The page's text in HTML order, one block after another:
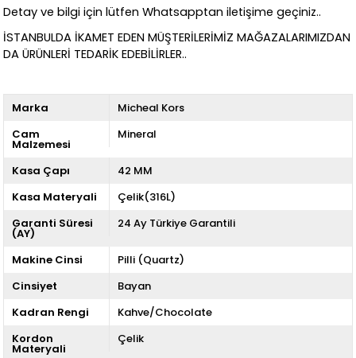
Detay ve bilgi için lütfen Whatsapptan iletişime geçiniz..
İSTANBULDA İKAMET EDEN MÜŞTERİLERİMİZ MAĞAZALARIMIZDAN
DA ÜRÜNLERİ TEDARİK EDEBİLİRLER..
Marka
Micheal Kors
Cam
Malzemesi
Mineral
Kasa Çapı
42 MM
Kasa Materyali
Çelik(316L)
Garanti Süresi
(AY)
24 Ay Türkiye Garantili
Makine Cinsi
Pilli (Quartz)
Cinsiyet
Bayan
Kadran Rengi
Kahve/Chocolate
Kordon
Materyali
Çelik